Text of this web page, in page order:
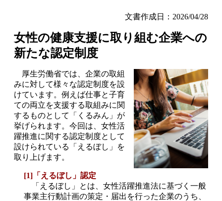
文書作成日：2026/04/28
女性の健康支援に取り組む企業への
新たな認定制度
厚生労働省では、企業の取組
みに対して様々な認定制度を設
けています。例えば仕事と子育
ての両立を支援する取組みに関
するものとして「くるみん」が
挙げられます。今回は、女性活
躍推進に関する認定制度として
設けられている「えるぼし」を
取り上げます。
[1]「えるぼし」認定
「えるぼし」とは、女性活躍推進法に基づく一般
事業主行動計画の策定・届出を行った企業のうち、